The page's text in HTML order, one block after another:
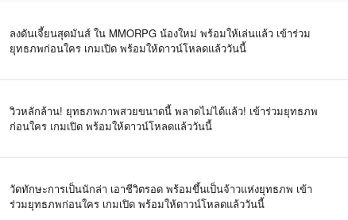
ลงดันเจี้ยนสุดมันส์ ใน MMORPG น้องใหม่ พร้อมให้เล่นแล้ว เข้าร่วม
ยุทธภพก่อนใคร เกมเปิด พร้อมให้ดาวน์โหลดแล้ววันนี้
วิวหลักล้าน! ยุทธภพภาพสวยขนาดนี้ พลาดไม่ได้แล้ว! เข้าร่วมยุทธภพ
ก่อนใคร เกมเปิด พร้อมให้ดาวน์โหลดแล้ววันนี้
วัดทักษะการเป็นนักล่า เอาชีวิตรอด พร้อมขึ้นเป็นจ้าวแห่งยุทธภพ เข้า
ร่วมยุทธภพก่อนใคร เกมเปิด พร้อมให้ดาวน์โหลดแล้ววันนี้